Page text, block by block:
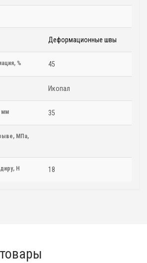
Деформационные швы
% 45
Икопал
мм 35
МПа,
Н 18